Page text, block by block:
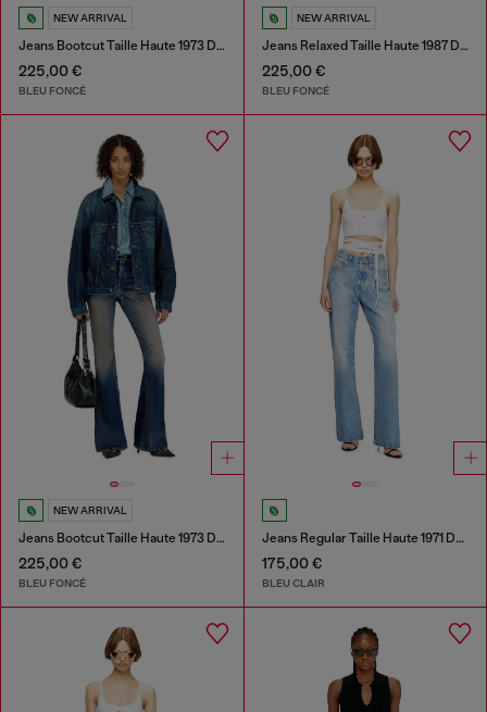
NEW ARRIVAL
Jeans Bootcut Taille Haute 1973 D-Partt
225,00 €
BLEU FONCÉ
NEW ARRIVAL
Jeans Relaxed Taille Haute 1987 D-Khelz
225,00 €
BLEU FONCÉ
NEW ARRIVAL
Jeans Bootcut Taille Haute 1973 D-Partt
225,00 €
BLEU FONCÉ
Jeans Regular Taille Haute 1971 D-Sent
175,00 €
BLEU CLAIR